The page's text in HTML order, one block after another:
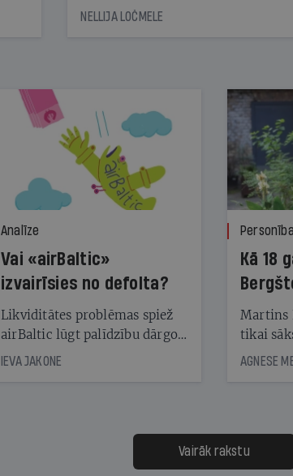
NELLIJA LOČMELE
Analīze
Vai «airBaltic»
izvairīsies no defolta?
Likviditātes problēmas spiež
airBaltic lūgt palīdzību dārgo
obligāciju turētājiem, taču
samaksāt augstos procentus,
kas jāpārskaita jau trīs dienas
pirms nākamās sapulces
IEVA JAKONE
Personība
Kā 18
laika
Martins
tikai
bet viņa
uzcītīga
atbalsts
AGNESE
Vairāk rakstu